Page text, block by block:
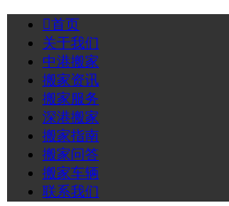
首页
关于我们
中港搬家
搬家资讯
搬家服务
深港搬家
搬家指南
搬家问答
搬家车辆
联系我们